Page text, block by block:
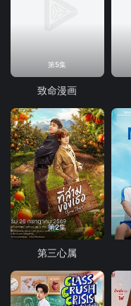
第5集
致命漫画
第2集
第三心属